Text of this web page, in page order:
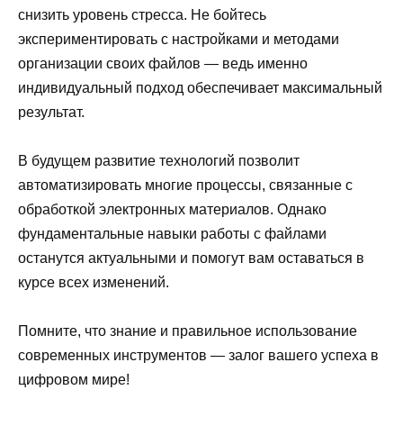
снизить уровень стресса. Не бойтесь
экспериментировать с настройками и методами
организации своих файлов — ведь именно
индивидуальный подход обеспечивает максимальный
результат.
В будущем развитие технологий позволит
автоматизировать многие процессы, связанные с
обработкой электронных материалов. Однако
фундаментальные навыки работы с файлами
останутся актуальными и помогут вам оставаться в
курсе всех изменений.
Помните, что знание и правильное использование
современных инструментов — залог вашего успеха в
цифровом мире!